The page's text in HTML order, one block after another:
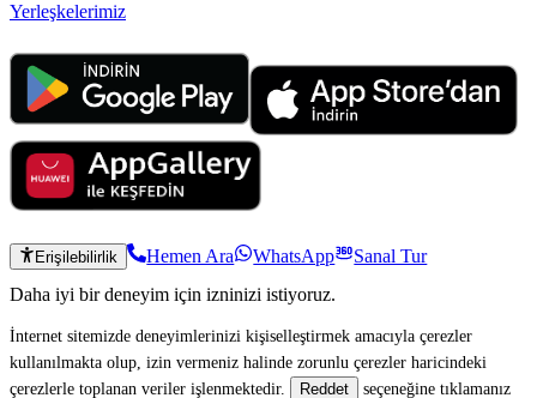
Yerleşkelerimiz
Erişilebilirlik Hemen Ara WhatsApp
Sanal Tur
Daha iyi bir deneyim için izninizi istiyoruz.
İnternet sitemizde deneyimlerinizi kişiselleştirmek amacıyla çerezler
kullanılmakta olup, izin vermeniz halinde zorunlu çerezler haricindeki
çerezlerle toplanan veriler işlenmektedir.
Reddet seçeneğine tıklamanız